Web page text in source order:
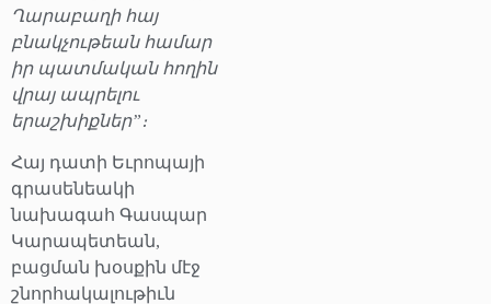
Ղարաբաղի հայ
բնակչութեան համար
իր պատմական հողին
վրայ ապրելու
երաշխիքներ”։
Հայ դատի Եւրոպայի
գրասենեակի
նախագահ Գասպար
Կարապետեան,
բացման խօսքին մէջ
շնորհակալութիւն